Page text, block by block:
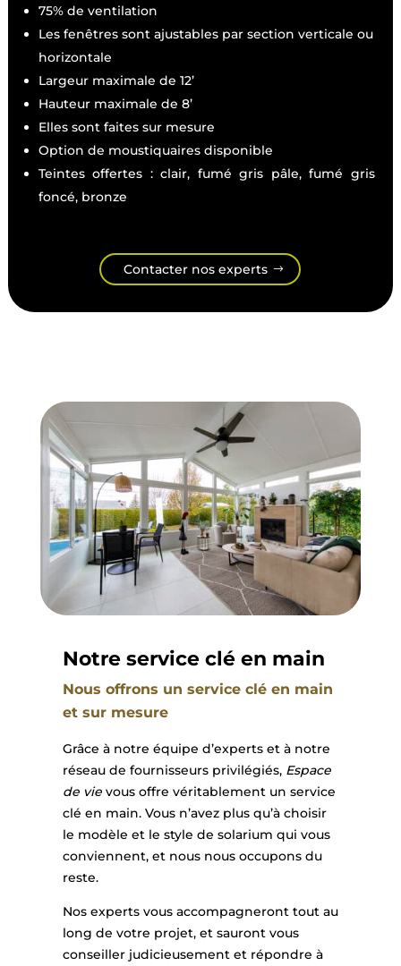
75% de ventilation
Les fenêtres sont ajustables par section verticale ou
horizontale
Largeur maximale de 12’
Hauteur maximale de 8’
Elles sont faites sur mesure
Option de moustiquaires disponible
Teintes offertes : clair, fumé gris pâle, fumé gris
foncé, bronze
Contacter nos experts
Notre service clé en main
Nous offrons un service clé en main
et sur mesure
Grâce à notre équipe d’experts et à notre
réseau de fournisseurs privilégiés, Espace
de vievous offre véritablement un service
clé en main. Vous n’avez plus qu’à choisir
le modèle et le style de solarium qui vous
conviennent, et nous nous occupons du
reste.
Nos experts vous accompagneront tout au
long de votre projet, et sauront vous
conseiller judicieusement et répondre à